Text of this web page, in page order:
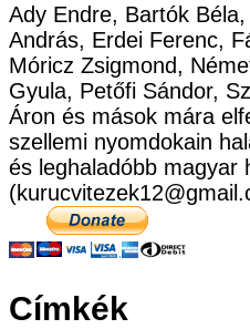
Ady Endre, Bartók
András, Erdei Ferenc,
Móricz Zsigmond,
Gyula, Petőfi Sándor,
Áron és mások mára
szellemi nyomdokain
és leghaladóbb magyar
Címkék